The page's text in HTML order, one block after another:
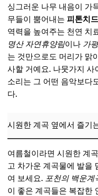
싱그러운 나무 내음이 가
무들이 뿜어내는 피톤치드
역력을 높여주는 천연 치
명산 자연휴양림이나 가
는 것만으로도 머리가 맑
사할 거예요. 나뭇가지 사
소리는 그 어떤 음악보다
다.
시원한 계곡 옆에서 즐기
여름철이라면 시원한 계
고 차가운 계곡물에 발을
여 보세요. 포천의 백운계
이 좋은 계곡들은 복잡한